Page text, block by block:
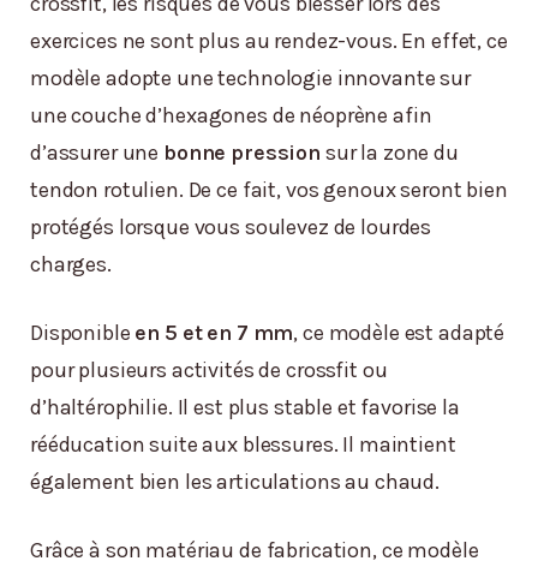
exercices ne sont plus au rendez-vous. En effet, ce
modèle adopte une technologie innovante sur
une couche d’hexagones de néoprène afin
d’assurer une bonne pression sur la zone du
tendon rotulien. De ce fait, vos genoux seront bien
protégés lorsque vous soulevez de lourdes
charges.
Disponible en 5 et en 7 mm, ce modèle est adapté
pour plusieurs activités de crossfit ou
d’haltérophilie. Il est plus stable et favorise la
rééducation suite aux blessures. Il maintient
également bien les articulations au chaud.
Grâce à son matériau de fabrication, ce modèle